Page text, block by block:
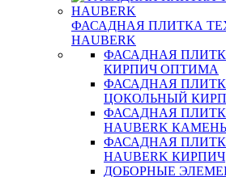
ФАСАДНАЯ ПЛИТКА
HAUBERK
ФАСАДНАЯ
КИРПИЧ ОПТИМА
ФАСАДНАЯ
ЦОКОЛЬНЫЙ
ФАСАДНАЯ
HAUBERK КАМЕНЬ
ФАСАДНАЯ
HAUBERK КИРПИЧ
ДОБОРНЫЕ